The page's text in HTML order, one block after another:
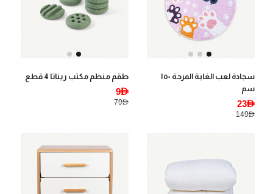
سجادة لعب الغابة المرحة ١٥٠
سم
23AED
149AED
طقم منظم مكتب ريناتا 4 قطع
9AED
79AED